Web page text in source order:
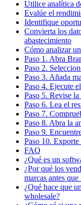
Utilice analítica
Evalúe el
Identifique
Convierta los
abastecimiento
Cómo analizar
Paso 1. Abra
Paso 2.
Paso 3. Añada
Paso 4. Ejecute
Paso 5. Revise
Paso 6. Lea el
Paso 7.
Paso 8. Abra la
Paso 9.
Paso 10. Exporte
FAQ
¿Qué es un
¿Por qué los
marcas antes
¿Qué hace que
wholesale?